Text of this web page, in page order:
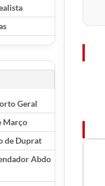
Geral
Março
de Duprat
Abdo